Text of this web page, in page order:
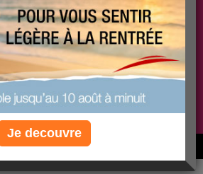
PLUS
SANTÉ
PLUS
COACHING
je préfère le régime gratuit
maigri et réappris à manger avec nous
Je decouvre